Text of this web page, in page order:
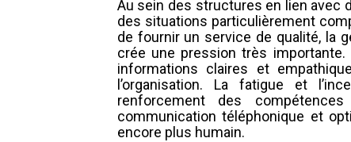
Au sein des structures en lien avec
des situations particulièrement
de fournir un service de qualité, la
crée une pression très
informations claires et
l’organisation. La fatigue et
renforcement des
communication téléphonique et
encore plus humain.